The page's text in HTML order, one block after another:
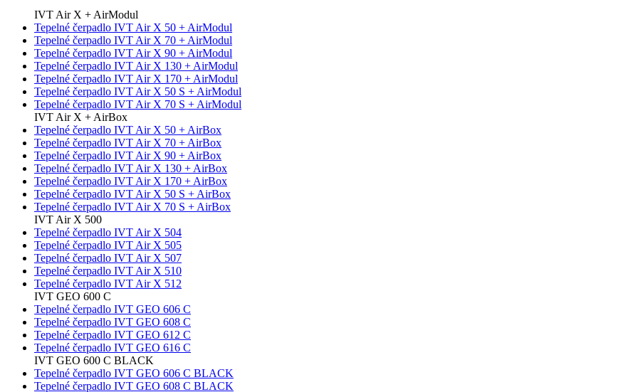
IVT Air X + AirModul
Tepelné čerpadlo IVT Air X 50 + AirModul
Tepelné čerpadlo IVT Air X 70 + AirModul
Tepelné čerpadlo IVT Air X 90 + AirModul
Tepelné čerpadlo IVT Air X 130 + AirModul
Tepelné čerpadlo IVT Air X 170 + AirModul
Tepelné čerpadlo IVT Air X 50 S + AirModul
Tepelné čerpadlo IVT Air X 70 S + AirModul
IVT Air X + AirBox
Tepelné čerpadlo IVT Air X 50 + AirBox
Tepelné čerpadlo IVT Air X 70 + AirBox
Tepelné čerpadlo IVT Air X 90 + AirBox
Tepelné čerpadlo IVT Air X 130 + AirBox
Tepelné čerpadlo IVT Air X 170 + AirBox
Tepelné čerpadlo IVT Air X 50 S + AirBox
Tepelné čerpadlo IVT Air X 70 S + AirBox
IVT Air X 500
Tepelné čerpadlo IVT Air X 504
Tepelné čerpadlo IVT Air X 505
Tepelné čerpadlo IVT Air X 507
Tepelné čerpadlo IVT Air X 510
Tepelné čerpadlo IVT Air X 512
IVT GEO 600 C
Tepelné čerpadlo IVT GEO 606 C
Tepelné čerpadlo IVT GEO 608 C
Tepelné čerpadlo IVT GEO 612 C
Tepelné čerpadlo IVT GEO 616 C
IVT GEO 600 C BLACK
Tepelné čerpadlo IVT GEO 606 C BLACK
Tepelné čerpadlo IVT GEO 608 C BLACK